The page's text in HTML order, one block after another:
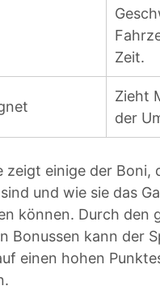
Zeit.
Zieht
der
zeigt einige der Boni,
und wie sie das
können. Durch den
Bonussen kann der
einen hohen